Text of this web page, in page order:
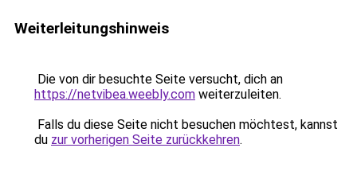
Weiterleitungshinweis
Die von dir besuchte Seite versucht, dich an
https://netvibea.weebly.com weiterzuleiten.
Falls du diese Seite nicht besuchen möchtest, kannst
du zur vorherigen Seite zurückkehren.